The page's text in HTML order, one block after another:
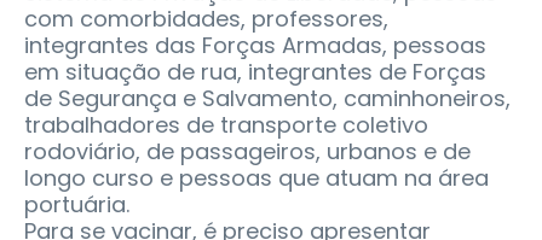
com comorbidades, professores,
integrantes das Forças Armadas, pessoas
em situação de rua, integrantes de Forças
de Segurança e Salvamento, caminhoneiros,
trabalhadores de transporte coletivo
rodoviário, de passageiros, urbanos e de
longo curso e pessoas que atuam na área
portuária.
Para se vacinar, é preciso apresentar